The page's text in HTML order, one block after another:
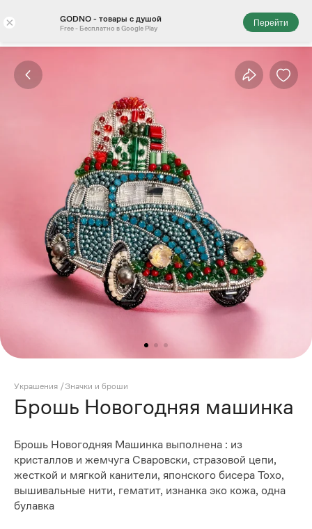
× GODNO - товары с душой
Free - Бесплатно в Google Play
Перейти
Украшения /Значки и броши
Брошь Новогодняя машинка
Брошь Новогодняя Машинка выполнена : из
кристаллов и жемчуга Сваровски, стразовой цепи,
жесткой и мягкой канители, японского бисера Тохо,
вышивальные нити, гематит, изнанка эко кожа, одна
булавка